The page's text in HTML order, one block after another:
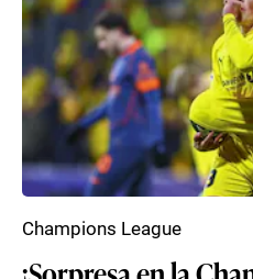
Champions League